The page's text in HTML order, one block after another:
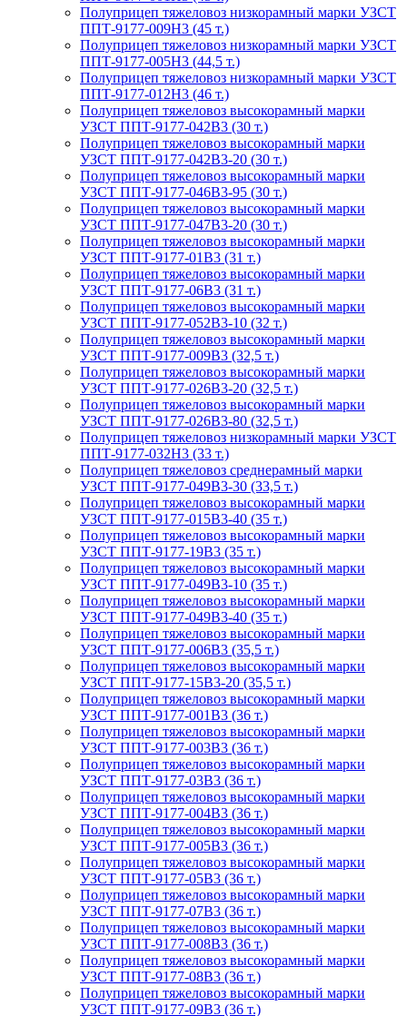
Полуприцеп тяжеловоз низкорамный марки УЗСТ
ППТ-9177-009Н3 (45 т.)
Полуприцеп тяжеловоз низкорамный марки УЗСТ
ППТ-9177-005Н3 (44,5 т.)
Полуприцеп тяжеловоз низкорамный марки УЗСТ
ППТ-9177-012Н3 (46 т.)
Полуприцеп тяжеловоз высокорамный марки
УЗСТ ППТ-9177-042В3 (30 т.)
Полуприцеп тяжеловоз высокорамный марки
УЗСТ ППТ-9177-042В3-20 (30 т.)
Полуприцеп тяжеловоз высокорамный марки
УЗСТ ППТ-9177-046В3-95 (30 т.)
Полуприцеп тяжеловоз высокорамный марки
УЗСТ ППТ-9177-047В3-20 (30 т.)
Полуприцеп тяжеловоз высокорамный марки
УЗСТ ППТ-9177-01В3 (31 т.)
Полуприцеп тяжеловоз высокорамный марки
УЗСТ ППТ-9177-06В3 (31 т.)
Полуприцеп тяжеловоз высокорамный марки
УЗСТ ППТ-9177-052В3-10 (32 т.)
Полуприцеп тяжеловоз высокорамный марки
УЗСТ ППТ-9177-009В3 (32,5 т.)
Полуприцеп тяжеловоз высокорамный марки
УЗСТ ППТ-9177-026В3-20 (32,5 т.)
Полуприцеп тяжеловоз высокорамный марки
УЗСТ ППТ-9177-026В3-80 (32,5 т.)
Полуприцеп тяжеловоз низкорамный марки УЗСТ
ППТ-9177-032Н3 (33 т.)
Полуприцеп тяжеловоз среднерамный марки
УЗСТ ППТ-9177-049В3-30 (33,5 т.)
Полуприцеп тяжеловоз высокорамный марки
УЗСТ ППТ-9177-015В3-40 (35 т.)
Полуприцеп тяжеловоз высокорамный марки
УЗСТ ППТ-9177-19В3 (35 т.)
Полуприцеп тяжеловоз высокорамный марки
УЗСТ ППТ-9177-049В3-10 (35 т.)
Полуприцеп тяжеловоз высокорамный марки
УЗСТ ППТ-9177-049В3-40 (35 т.)
Полуприцеп тяжеловоз высокорамный марки
УЗСТ ППТ-9177-006В3 (35,5 т.)
Полуприцеп тяжеловоз высокорамный марки
УЗСТ ППТ-9177-15В3-20 (35,5 т.)
Полуприцеп тяжеловоз высокорамный марки
УЗСТ ППТ-9177-001В3 (36 т.)
Полуприцеп тяжеловоз высокорамный марки
УЗСТ ППТ-9177-003В3 (36 т.)
Полуприцеп тяжеловоз высокорамный марки
УЗСТ ППТ-9177-03В3 (36 т.)
Полуприцеп тяжеловоз высокорамный марки
УЗСТ ППТ-9177-004В3 (36 т.)
Полуприцеп тяжеловоз высокорамный марки
УЗСТ ППТ-9177-005В3 (36 т.)
Полуприцеп тяжеловоз высокорамный марки
УЗСТ ППТ-9177-05В3 (36 т.)
Полуприцеп тяжеловоз высокорамный марки
УЗСТ ППТ-9177-07В3 (36 т.)
Полуприцеп тяжеловоз высокорамный марки
УЗСТ ППТ-9177-008В3 (36 т.)
Полуприцеп тяжеловоз высокорамный марки
УЗСТ ППТ-9177-08В3 (36 т.)
Полуприцеп тяжеловоз высокорамный марки
УЗСТ ППТ-9177-09В3 (36 т.)